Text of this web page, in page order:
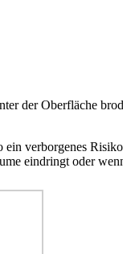
der Oberfläche
verborgenes
eindringt oder